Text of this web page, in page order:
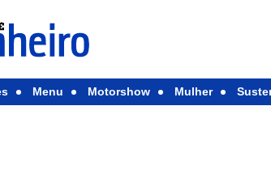
Menu Motorshow Mulher